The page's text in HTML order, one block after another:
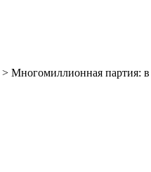
> Многомиллионная партия: в